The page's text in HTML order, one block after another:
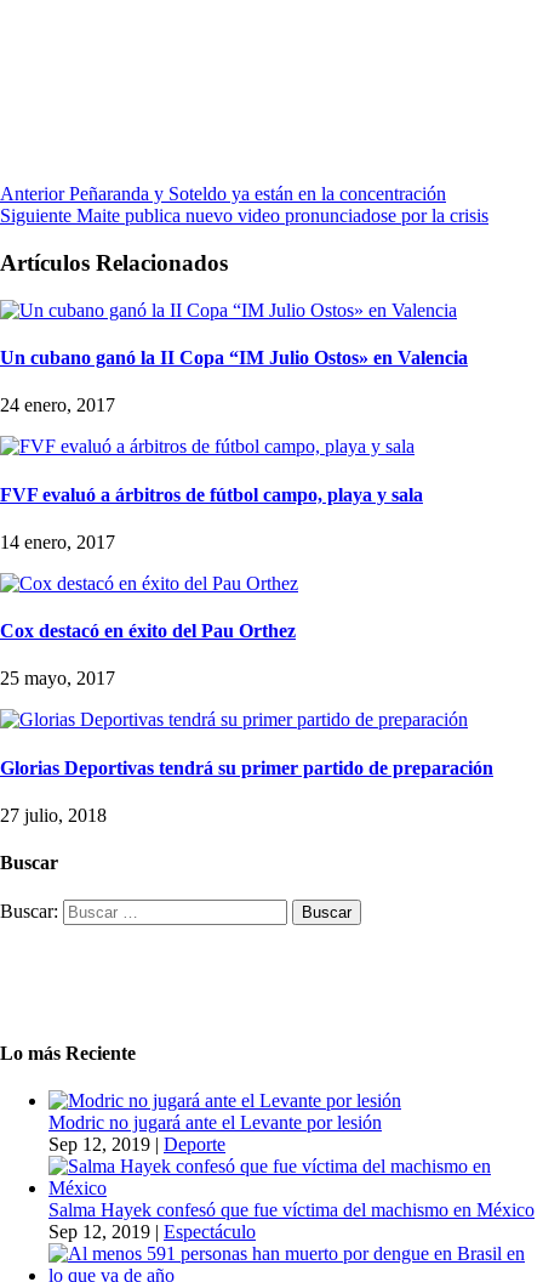
Anterior Peñaranda y Soteldo ya están en la concentración
Siguiente Maite publica nuevo video pronunciadose por la crisis
Artículos Relacionados
Un cubano ganó la II Copa “IM Julio Ostos» en Valencia
24 enero, 2017
FVF evaluó a árbitros de fútbol campo, playa y sala
14 enero, 2017
Cox destacó en éxito del Pau Orthez
25 mayo, 2017
Glorias Deportivas tendrá su primer partido de preparación
27 julio, 2018
Buscar
Buscar:
Lo más Reciente
Modric no jugará ante el Levante por lesión
Sep 12, 2019 | Deporte
Salma Hayek confesó que fue víctima del machismo en México
Sep 12, 2019 | Espectáculo